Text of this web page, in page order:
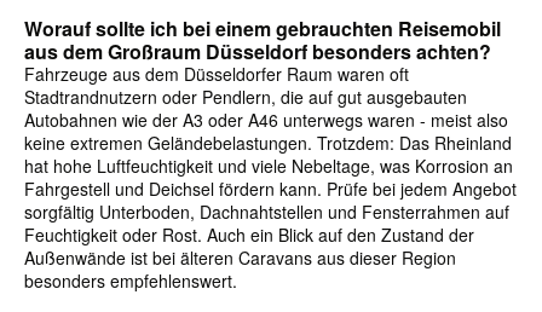
Worauf sollte ich bei einem gebrauchten Reisemobil
aus dem Großraum Düsseldorf besonders achten?
Fahrzeuge aus dem Düsseldorfer Raum waren oft
Stadtrandnutzern oder Pendlern, die auf gut ausgebauten
Autobahnen wie der A3 oder A46 unterwegs waren - meist also
keine extremen Geländebelastungen. Trotzdem: Das Rheinland
hat hohe Luftfeuchtigkeit und viele Nebeltage, was Korrosion an
Fahrgestell und Deichsel fördern kann. Prüfe bei jedem Angebot
sorgfältig Unterboden, Dachnahtstellen und Fensterrahmen auf
Feuchtigkeit oder Rost. Auch ein Blick auf den Zustand der
Außenwände ist bei älteren Caravans aus dieser Region
besonders empfehlenswert.